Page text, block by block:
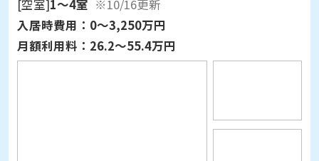
月額利用料： 26.2～55.4万円